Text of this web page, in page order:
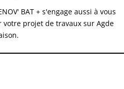
BAT + s'engage aussi à vous
projet de travaux sur Agde